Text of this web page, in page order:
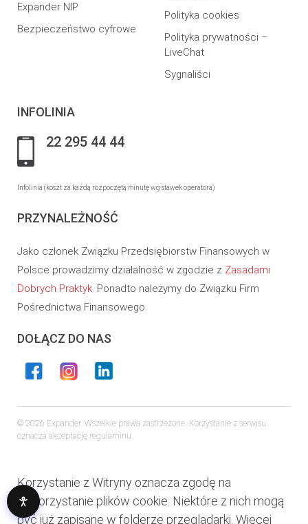
Expander NIP
Bezpieczeństwo cyfrowe
Polityka cookies
Polityka prywatności –
LiveChat
Sygnaliści
INFOLINIA
22 295 44 44
Infolinia (koszt za każdą rozpoczętą minutę wg stawek operatora)
PRZYNALEŻNOŚĆ
Jako członek Związku Przedsiębiorstw Finansowych w
Polsce prowadzimy działalność w zgodzie z Zasadami
Dobrych Praktyk. Ponadto należymy do Związku Firm
Pośrednictwa Finansowego.
DOŁĄCZ DO NAS
© 2026 Expander. Wszelkie prawa zastrzeżone. Korzystanie z serwisu
oznacza akceptację regulaminu.
Korzystanie z Witryny oznacza zgodę na
wykorzystanie plików cookie. Niektóre z nich mogą
być już zapisane w folderze przeglądarki. Więcej